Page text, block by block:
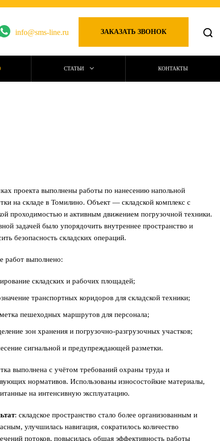
info@sms-line.ru ЗАКАЗАТЬ ЗВОНОК
СТАТЬИ КОНТАКТЫ
проекта выполнены работы по нанесению напольной
на складе в Томилино. Объект — складской комплекс с
проходимостью и активным движением погрузочной техники.
задачей было упорядочить внутреннее пространство и
безопасность складских операций.
работ выполнено:
складских и рабочих площадей;
транспортных коридоров для складской техники;
пешеходных маршрутов для персонала;
зон хранения и погрузочно-разгрузочных участков;
сигнальной и предупреждающей разметки.
выполнена с учётом требований охраны труда и
нормативов. Использованы износостойкие материалы,
на интенсивную эксплуатацию.
: складское пространство стало более организованным и
улучшилась навигация, сократилось количество
потоков, повысилась общая эффективность работы